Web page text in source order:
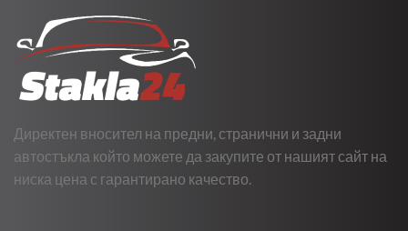
Директен вносител на предни, странични и задни
автостъкла който можете да закупите от нашият сайт на
ниска цена с гарантирано качество.